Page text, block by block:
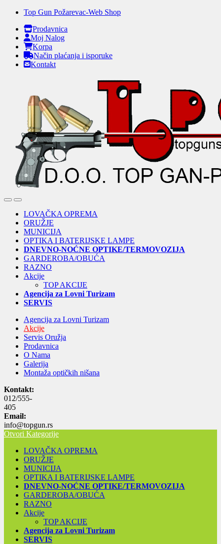
Skip
navigation
Skip
content
Top Gun Požarevac-Web Shop
Prodavnica
Moj Nalog
Korpa
Način plaćanja i isporuke
Kontakt
OpenClose
LOVAČKA OPREMA
ORUŽJE
MUNICIJA
OPTIKA I BATERIJSKE LAMPE
DNEVNO-NOĆNE OPTIKE/TERMOVOZIJA
GARDEROBA/OBUĆA
RAZNO
Akcije
TOP AKCIJE
Agencija za Lovni Turizam
SERVIS
Agencija za Lovni Turizam
Akcije
Servis Oružja
Prodavnica
O Nama
Galerija
Montaža optičkih nišana
Kontakt:
012/555-
405
Email:
info@topgun.rs
Otvori Kategorije
LOVAČKA OPREMA
ORUŽJE
MUNICIJA
OPTIKA I BATERIJSKE LAMPE
DNEVNO-NOĆNE OPTIKE/TERMOVOZIJA
GARDEROBA/OBUĆA
RAZNO
Akcije
TOP AKCIJE
Agencija za Lovni Turizam
SERVIS